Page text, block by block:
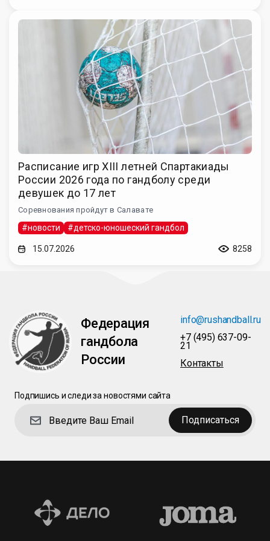
Расписание игр XIII летней Спартакиады
России 2026 года по гандболу среди
девушек до 17 лет
Соревнования пройдут в Салавате
#новости #детско-юношеский гандбол
15.07.2026 8258
Федерация
гандбола
России
info@rushandball.ru
+7 (495) 637-09-
21
Контакты
Подпишись и следи за новостями сайта
Подписаться